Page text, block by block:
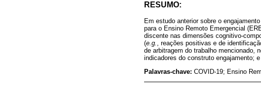
RESUMO:
Em estudo anterior sobre o
para o Ensino Remoto Emergencial
discente nas dimensões cognitivo-
(e.g. , reações positivas e de
de arbitragem do trabalho mencionado,
indicadores do construto engajamento;
Palavras-chave: COVID-19; Ensino